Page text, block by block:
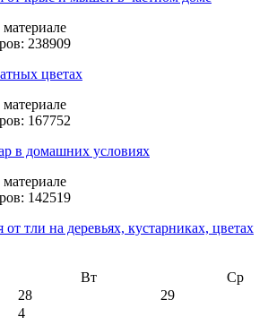
238909
цветах
167752
в домашних условиях
142519
от тли на деревьях, кустарниках, цветах
Вт
Ср
28 29
4